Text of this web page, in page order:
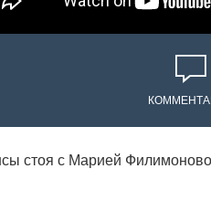
стоя с Марией